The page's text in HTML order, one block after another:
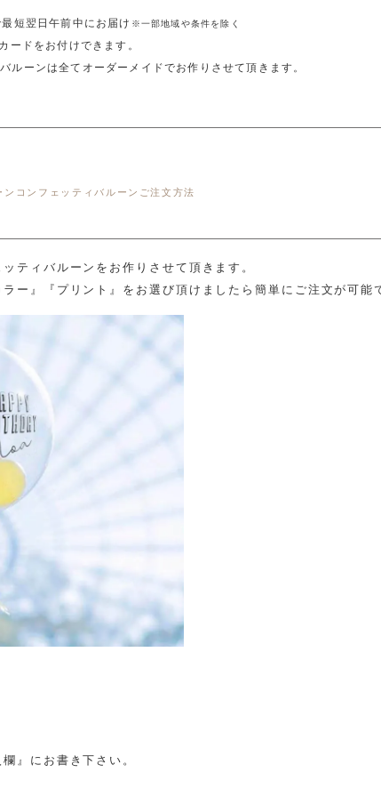
短翌日午前中にお届け ※一部地域や条件を除く
ードをお付けできます。
ルーンは全てオーダーメイドでお作りさせて頂きます。
ンコンフェッティバルーンご注文方法
ティバルーンをお作りさせて頂きます。
ー』『プリント』をお選び頂けましたら簡単にご注文が可能
』にお書き下さい。